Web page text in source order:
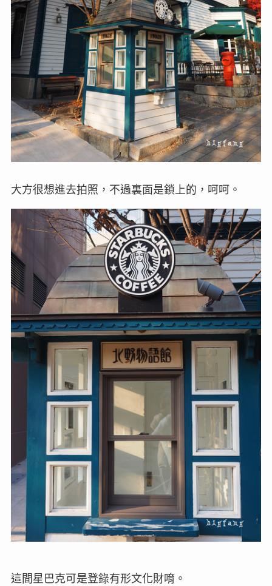
大方很想進去拍照，不過裏面是鎖上的，呵呵。
這間星巴克可是登錄有形文化財唷。